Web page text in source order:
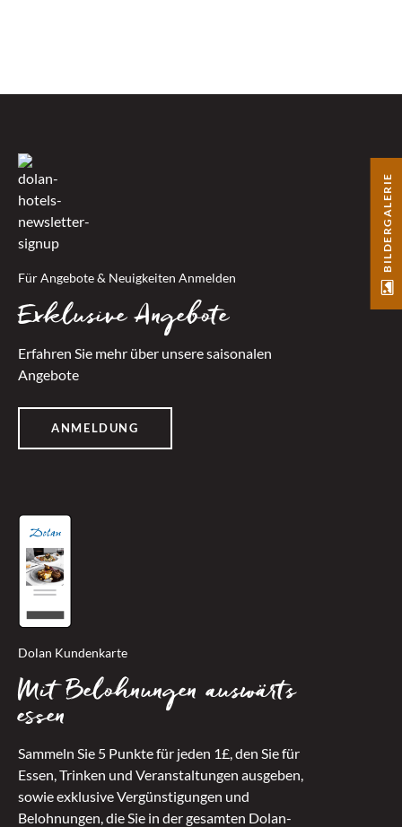
Für Angebote & Neuigkeiten Anmelden
Exklusive Angebote
Erfahren Sie mehr über unsere saisonalen
Angebote
ANMELDUNG
Dolan Kundenkarte
Mit Belohnungen auswärts
essen
Sammeln Sie 5 Punkte für jeden 1£, den Sie für
Essen, Trinken und Veranstaltungen ausgeben,
sowie exklusive Vergünstigungen und
Belohnungen, die Sie in der gesamten Dolan-
BILDERGALERIE